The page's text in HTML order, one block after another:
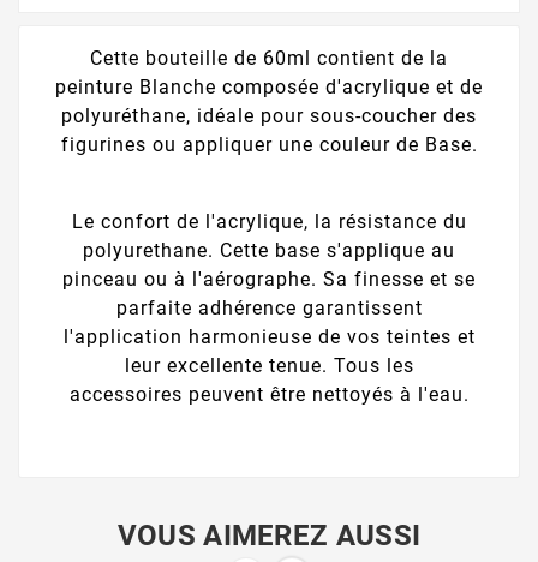
Cette bouteille de 60ml contient de la
peinture Blanche composée d'acrylique et de
polyuréthane, idéale pour sous-coucher des
figurines ou appliquer une couleur de Base.
Le confort de l'acrylique, la résistance du
polyurethane. Cette base s'applique au
pinceau ou à l'aérographe. Sa finesse et se
parfaite adhérence garantissent
l'application harmonieuse de vos teintes et
leur excellente tenue. Tous les
accessoires peuvent être nettoyés à l'eau.
VOUS AIMEREZ AUSSI